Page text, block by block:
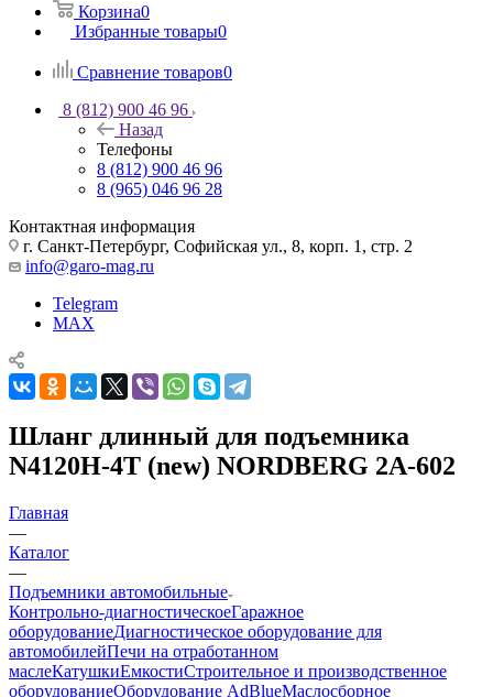
Корзина0
Избранные товары0
Сравнение товаров0
8 (812) 900 46 96
Назад
Телефоны
8 (812) 900 46 96
8 (965) 046 96 28
Контактная информация
г. Санкт-Петербург, Софийская ул., 8, корп. 1, стр. 2
info@garo-mag.ru
Telegram
MAX
Шланг длинный для подъемника
N4120H-4T (new) NORDBERG 2A-602
Главная
—
Каталог
—
Подъемники автомобильные
Контрольно-диагностическоеГаражное
оборудованиеДиагностическое оборудование для
автомобилейПечи на отработанном
маслеКатушкиЕмкостиСтроительное и производственное
оборудованиеОборудование AdBlueМаслосборное